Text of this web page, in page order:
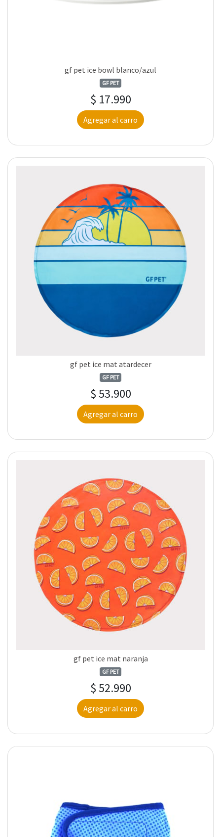
gf pet ice bowl blanco/azul
GF PET
$ 17.990
Agregar al carro
gf pet ice mat atardecer
GF PET
$ 53.900
Agregar al carro
gf pet ice mat naranja
GF PET
$ 52.990
Agregar al carro